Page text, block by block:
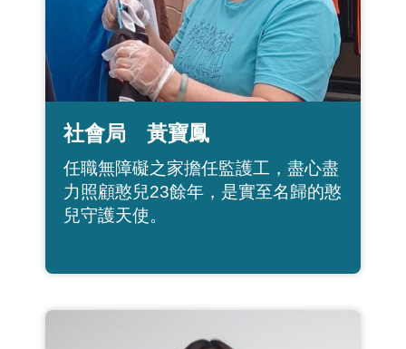
社會局 黃寶鳳
任職無障礙之家擔任監護工，盡心盡
力照顧憨兒23餘年，是實至名歸的憨
兒守護天使。